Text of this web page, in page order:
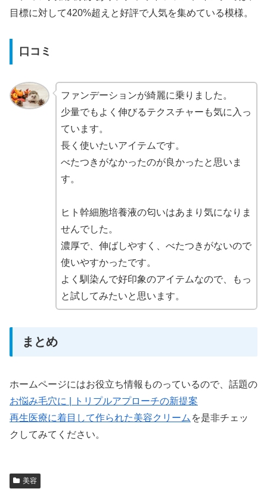
目標に対して420%超えと好評で人気を集めている模様。
口コミ
ファンデーションが綺麗に乗りました。
少量でもよく伸びるテクスチャーも気に入っ
ています。
長く使いたいアイテムです。
べたつきがなかったのが良かったと思いま
す。
ヒト幹細胞培養液の匂いはあまり気になりま
せんでした。
濃厚で、伸ばしやすく、べたつきがないので
使いやすかったです。
よく馴染んで好印象のアイテムなので、もっ
と試してみたいと思います。
まとめ
ホームページにはお役立ち情報ものっているので、話題の
お悩み毛穴に | トリプルアプローチの新提案
再生医療に着目して作られた美容クリーム を是非チェッ
クしてみてください。
美容